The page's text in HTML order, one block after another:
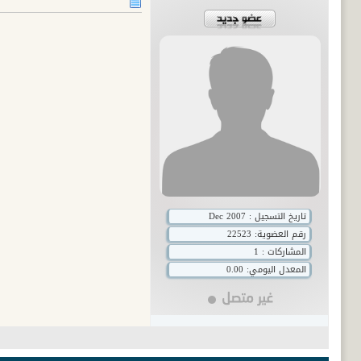
تاريخ التسجيل : Dec 2007
رقم العضوية:
المشاركات : 1
المعدل اليومي: 0.00